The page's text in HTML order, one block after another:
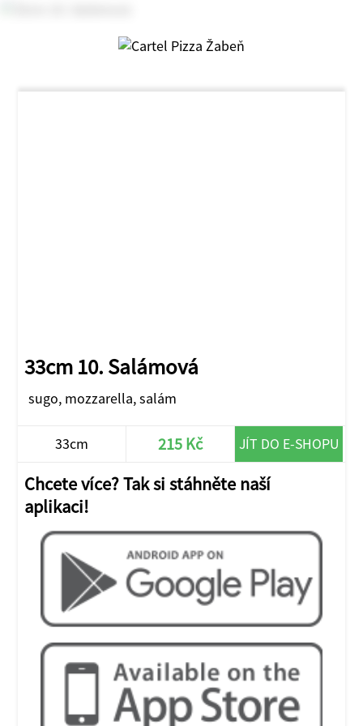
33cm 10. Salámová
sugo, mozzarella, salám
33cm 215 Kč JÍT DO E-SHOPU
Chcete více? Tak si stáhněte naší
aplikaci!